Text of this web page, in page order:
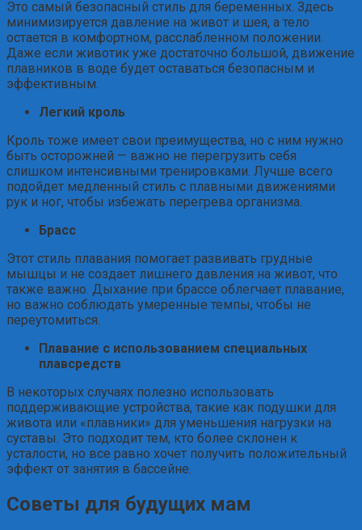
Это самый безопасный стиль для беременных. Здесь
минимизируется давление на живот и шея, а тело
остается в комфортном, расслабленном положении.
Даже если животик уже достаточно большой, движение
плавников в воде будет оставаться безопасным и
эффективным.
Легкий кроль
Кроль тоже имеет свои преимущества, но с ним нужно
быть осторожней — важно не перегрузить себя
слишком интенсивными тренировками. Лучше всего
подойдет медленный стиль с плавными движениями
рук и ног, чтобы избежать перегрева организма.
Брасс
Этот стиль плавания помогает развивать грудные
мышцы и не создает лишнего давления на живот, что
также важно. Дыхание при брассе облегчает плавание,
но важно соблюдать умеренные темпы, чтобы не
переутомиться.
Плавание с использованием специальных
плавсредств
В некоторых случаях полезно использовать
поддерживающие устройства, такие как подушки для
живота или «плавники» для уменьшения нагрузки на
суставы. Это подходит тем, кто более склонен к
усталости, но все равно хочет получить положительный
эффект от занятия в бассейне.
Советы для будущих мам